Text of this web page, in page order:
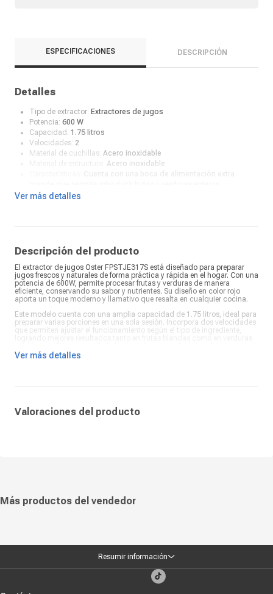
ESPECIFICACIONES DESCRIPCIÓN
Detalles
Tipo de extractor: Extractores de jugos
Potencia: 600 W
Capacidad: 1.75 litros
Velocidades: 2
Material de cuchillas: Acero inoxidable
Acero inoxidable
Luz de encendido:
Ver más detalles
Descripción del producto
El extractor de jugos Oster FPSTJE317S está diseñado para preparar
jugos frescos y naturales de forma práctica y rápida en el hogar. Con una
potencia de 600W, permite procesar frutas y verduras de manera
eficiente, conservando su sabor y nutrientes. Su diseño en color rojo
aporta un toque moderno y llamativo que resalta en cualquier cocina.
Este modelo cuenta con una amplia capacidad de 1.75 litros, ideal para
preparar varias porciones en una sola sesión. Incorpora dos velocidades
que permiten ajustar el funcionamiento según el tipo de ingrediente,
complicaciones. Gracias a su buena potencia, gran capacidad y
Ver más detalles
Valoraciones del producto
Más productos del vendedor
Resumir información